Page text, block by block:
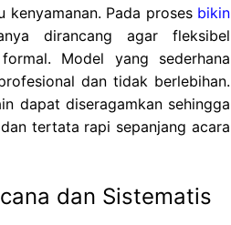
Pada proses bikin
dirancang agar fleksibel
Model yang sederhana
dan tidak berlebihan.
dapat diseragamkan sehingga
tertata rapi sepanjang acara
dan Sistematis